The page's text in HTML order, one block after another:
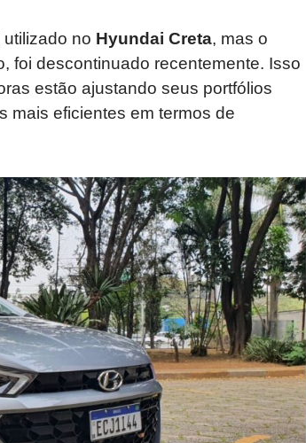
no Hyundai Creta, mas o
foi descontinuado recentemente. Isso
estão ajustando seus portfólios
mais eficientes em termos de